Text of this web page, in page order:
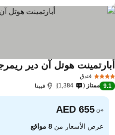
فندق
هوتل آن دير
9.1 ممتاز 1,384 فيينا
من
عرض الأسعار من8 مواقع